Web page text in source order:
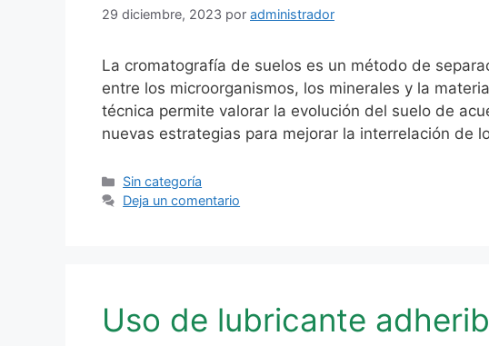
29 diciembre, 2023 por administrador
La cromatografía de suelos es un método de
entre los microorganismos, los minerales y la
técnica permite valorar la evolución del suelo de
nuevas estrategias para mejorar la interrelación de
Categorías
Sin categoría
Deja un comentario
Uso de lubricante